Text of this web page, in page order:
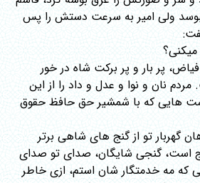
ولی امیر به سرعت دستش را پس
پر بار و پر برکت شاه در خور
نان و نوا و عدل و داد را از این
هایی که با شمشیر حق حافظ حقوق
گهربار تو از گنج های شاهی برتر
است، گنجی شایگان، صدای تو صدای
مه خدمتگار شان استم، ازی خاطر